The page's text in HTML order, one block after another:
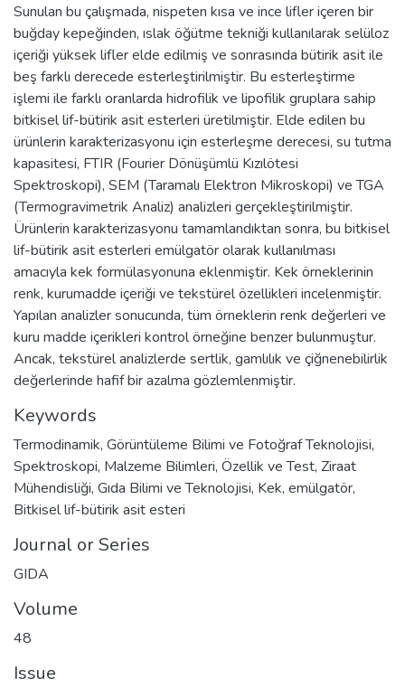
Sunulan bu çalışmada, nispeten kısa ve ince lifler içeren bir
buğday kepeğinden, ıslak öğütme tekniği kullanılarak selüloz
içeriği yüksek lifler elde edilmiş ve sonrasında bütirik asit ile
beş farklı derecede esterleştirilmiştir. Bu esterleştirme
işlemi ile farklı oranlarda hidrofilik ve lipofilik gruplara sahip
bitkisel lif-bütirik asit esterleri üretilmiştir. Elde edilen bu
ürünlerin karakterizasyonu için esterleşme derecesi, su tutma
kapasitesi, FTIR (Fourier Dönüşümlü Kızılötesi
Spektroskopi), SEM (Taramalı Elektron Mikroskopi) ve TGA
(Termogravimetrik Analiz) analizleri gerçekleştirilmiştir.
Ürünlerin karakterizasyonu tamamlandıktan sonra, bu bitkisel
lif-bütirik asit esterleri emülgatör olarak kullanılması
amacıyla kek formülasyonuna eklenmiştir. Kek örneklerinin
renk, kurumadde içeriği ve tekstürel özellikleri incelenmiştir.
Yapılan analizler sonucunda, tüm örneklerin renk değerleri ve
kuru madde içerikleri kontrol örneğine benzer bulunmuştur.
Ancak, tekstürel analizlerde sertlik, gamlılık ve çiğnenebilirlik
değerlerinde hafif bir azalma gözlemlenmiştir.
Keywords
Termodinamik, Görüntüleme Bilimi ve Fotoğraf Teknolojisi,
Spektroskopi, Malzeme Bilimleri, Özellik ve Test, Ziraat
Mühendisliği, Gıda Bilimi ve Teknolojisi, Kek, emülgatör,
Bitkisel lif-bütirik asit esteri
Journal or Series
GIDA
Volume
48
Issue